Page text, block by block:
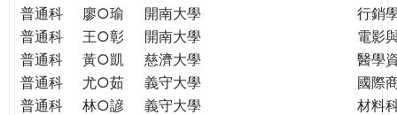
普通科
廖○瑜 開南大學
行銷
普通科
王○彰 開南大學
電影
普通科
黃○凱 慈濟大學
醫學
普通科
尤○茹 義守大學
國際
普通科
林○諺 義守大學
材料